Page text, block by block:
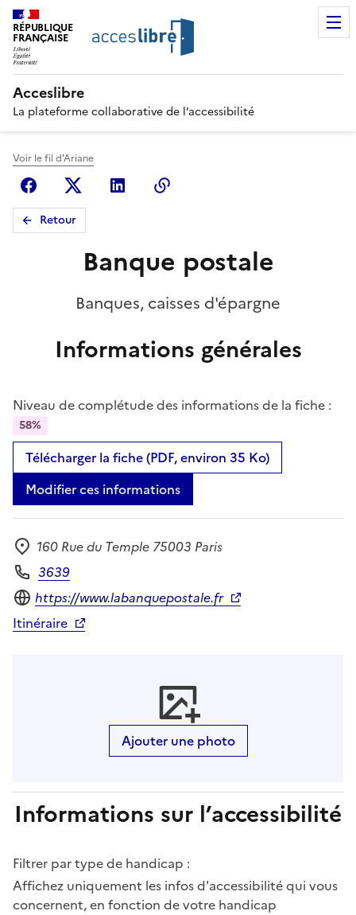
RÉPUBLIQUE
FRANÇAISE
Acceslibre
La plateforme collaborative de l’accessibilité
Voir le fil d'Ariane
FacebookX (anciennement Twitter)
Linkedin
Retour
Banque postale
Banques, caisses d'épargne
Informations générales
Niveau de complétude des informations de la fiche :
58%
Télécharger la fiche (PDF, environ 35 Ko)
Modifier ces informations
Adresse
160 Rue du Temple 75003 Paris
Téléphone
3639
Site internet
https://www.labanquepostale.fr
Itinéraire
Ajouter une photo
Informations sur l’accessibilité
Filtrer par type de handicap :
Affichez uniquement les infos d'accessibilité qui vous
concernent, en fonction de votre handicap